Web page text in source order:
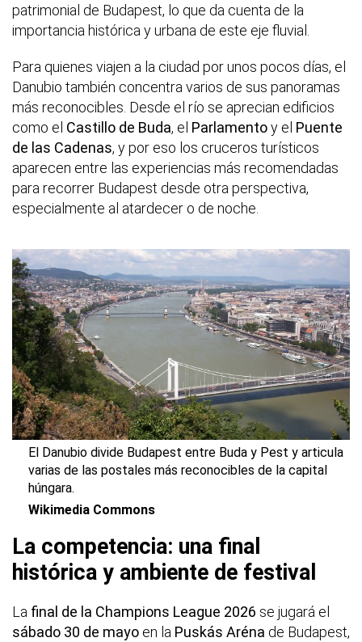
patrimonial de Budapest, lo que da cuenta de la
importancia histórica y urbana de este eje fluvial.
Para quienes viajen a la ciudad por unos pocos días, el
Danubio también concentra varios de sus panoramas
más reconocibles. Desde el río se aprecian edificios
como el Castillo de Buda, el Parlamentoy el Puente
de las Cadenas, y por eso los cruceros turísticos
aparecen entre las experiencias más recomendadas
para recorrer Budapest desde otra perspectiva,
especialmente al atardecer o de noche.
El Danubio divide Budapest entre Buda y Pest y articula
varias de las postales más reconocibles de la capital
húngara.
Wikimedia Commons
La competencia: una final
histórica y ambiente de festival
La final de la Champions League 2026 se jugará el
sábado 30 de mayo en la Puskás Aréna de Budapest,